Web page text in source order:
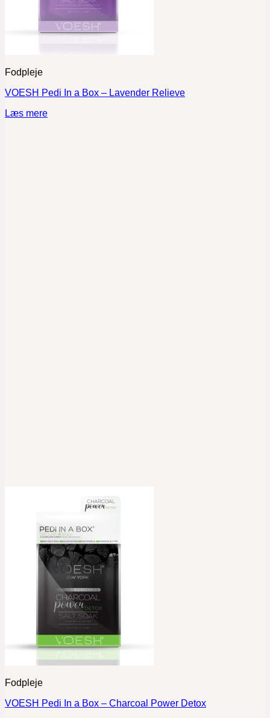
Fodpleje
VOESH Pedi In a Box – Lavender Relieve
Læs mere
Fodpleje
VOESH Pedi In a Box – Charcoal Power Detox